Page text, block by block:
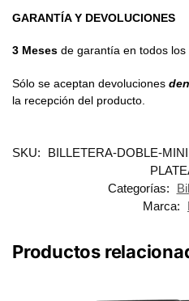
GARANTÍA Y DEVOLUCIONES
3 Meses de garantía en todos los
Sólo se aceptan devoluciones
la recepción del producto.
SKU:
BILLETERA-DOBLE-
Categorías:
Marca:
Productos